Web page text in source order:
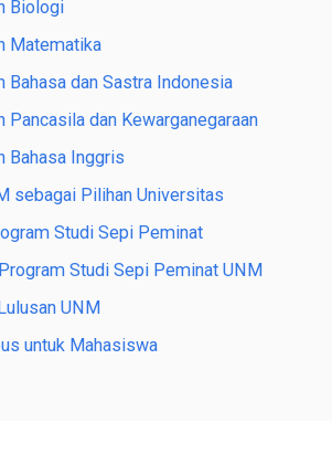
Biologi
Matematika
Bahasa dan Sastra Indonesia
Pancasila dan Kewarganegaraan
Bahasa Inggris
sebagai Pilihan Universitas
Studi Sepi Peminat
Studi Sepi Peminat UNM
UNM
untuk Mahasiswa